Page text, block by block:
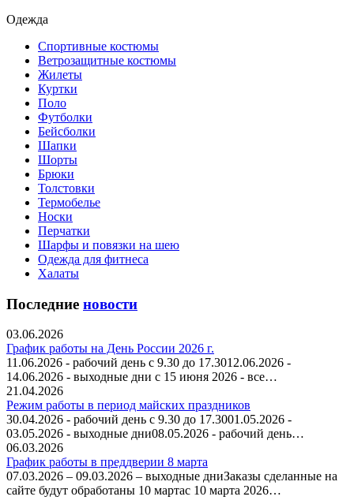
Одежда
Спортивные костюмы
Ветрозащитные костюмы
Жилеты
Куртки
Поло
Футболки
Бейсболки
Шапки
Шорты
Брюки
Толстовки
Термобелье
Носки
Перчатки
Шарфы и повязки на шею
Одежда для фитнеса
Халаты
Последние новости
03.06.2026
График работы на День России 2026 г.
11.06.2026 - рабочий день с 9.30 до 17.3012.06.2026 -
14.06.2026 - выходные дни с 15 июня 2026 - все…
21.04.2026
Режим работы в период майских праздников
30.04.2026 - рабочий день с 9.30 до 17.3001.05.2026 -
03.05.2026 - выходные дни08.05.2026 - рабочий день…
06.03.2026
График работы в преддверии 8 марта
07.03.2026 – 09.03.2026 – выходные дниЗаказы сделанные на
сайте будут обработаны 10 мартас 10 марта 2026…